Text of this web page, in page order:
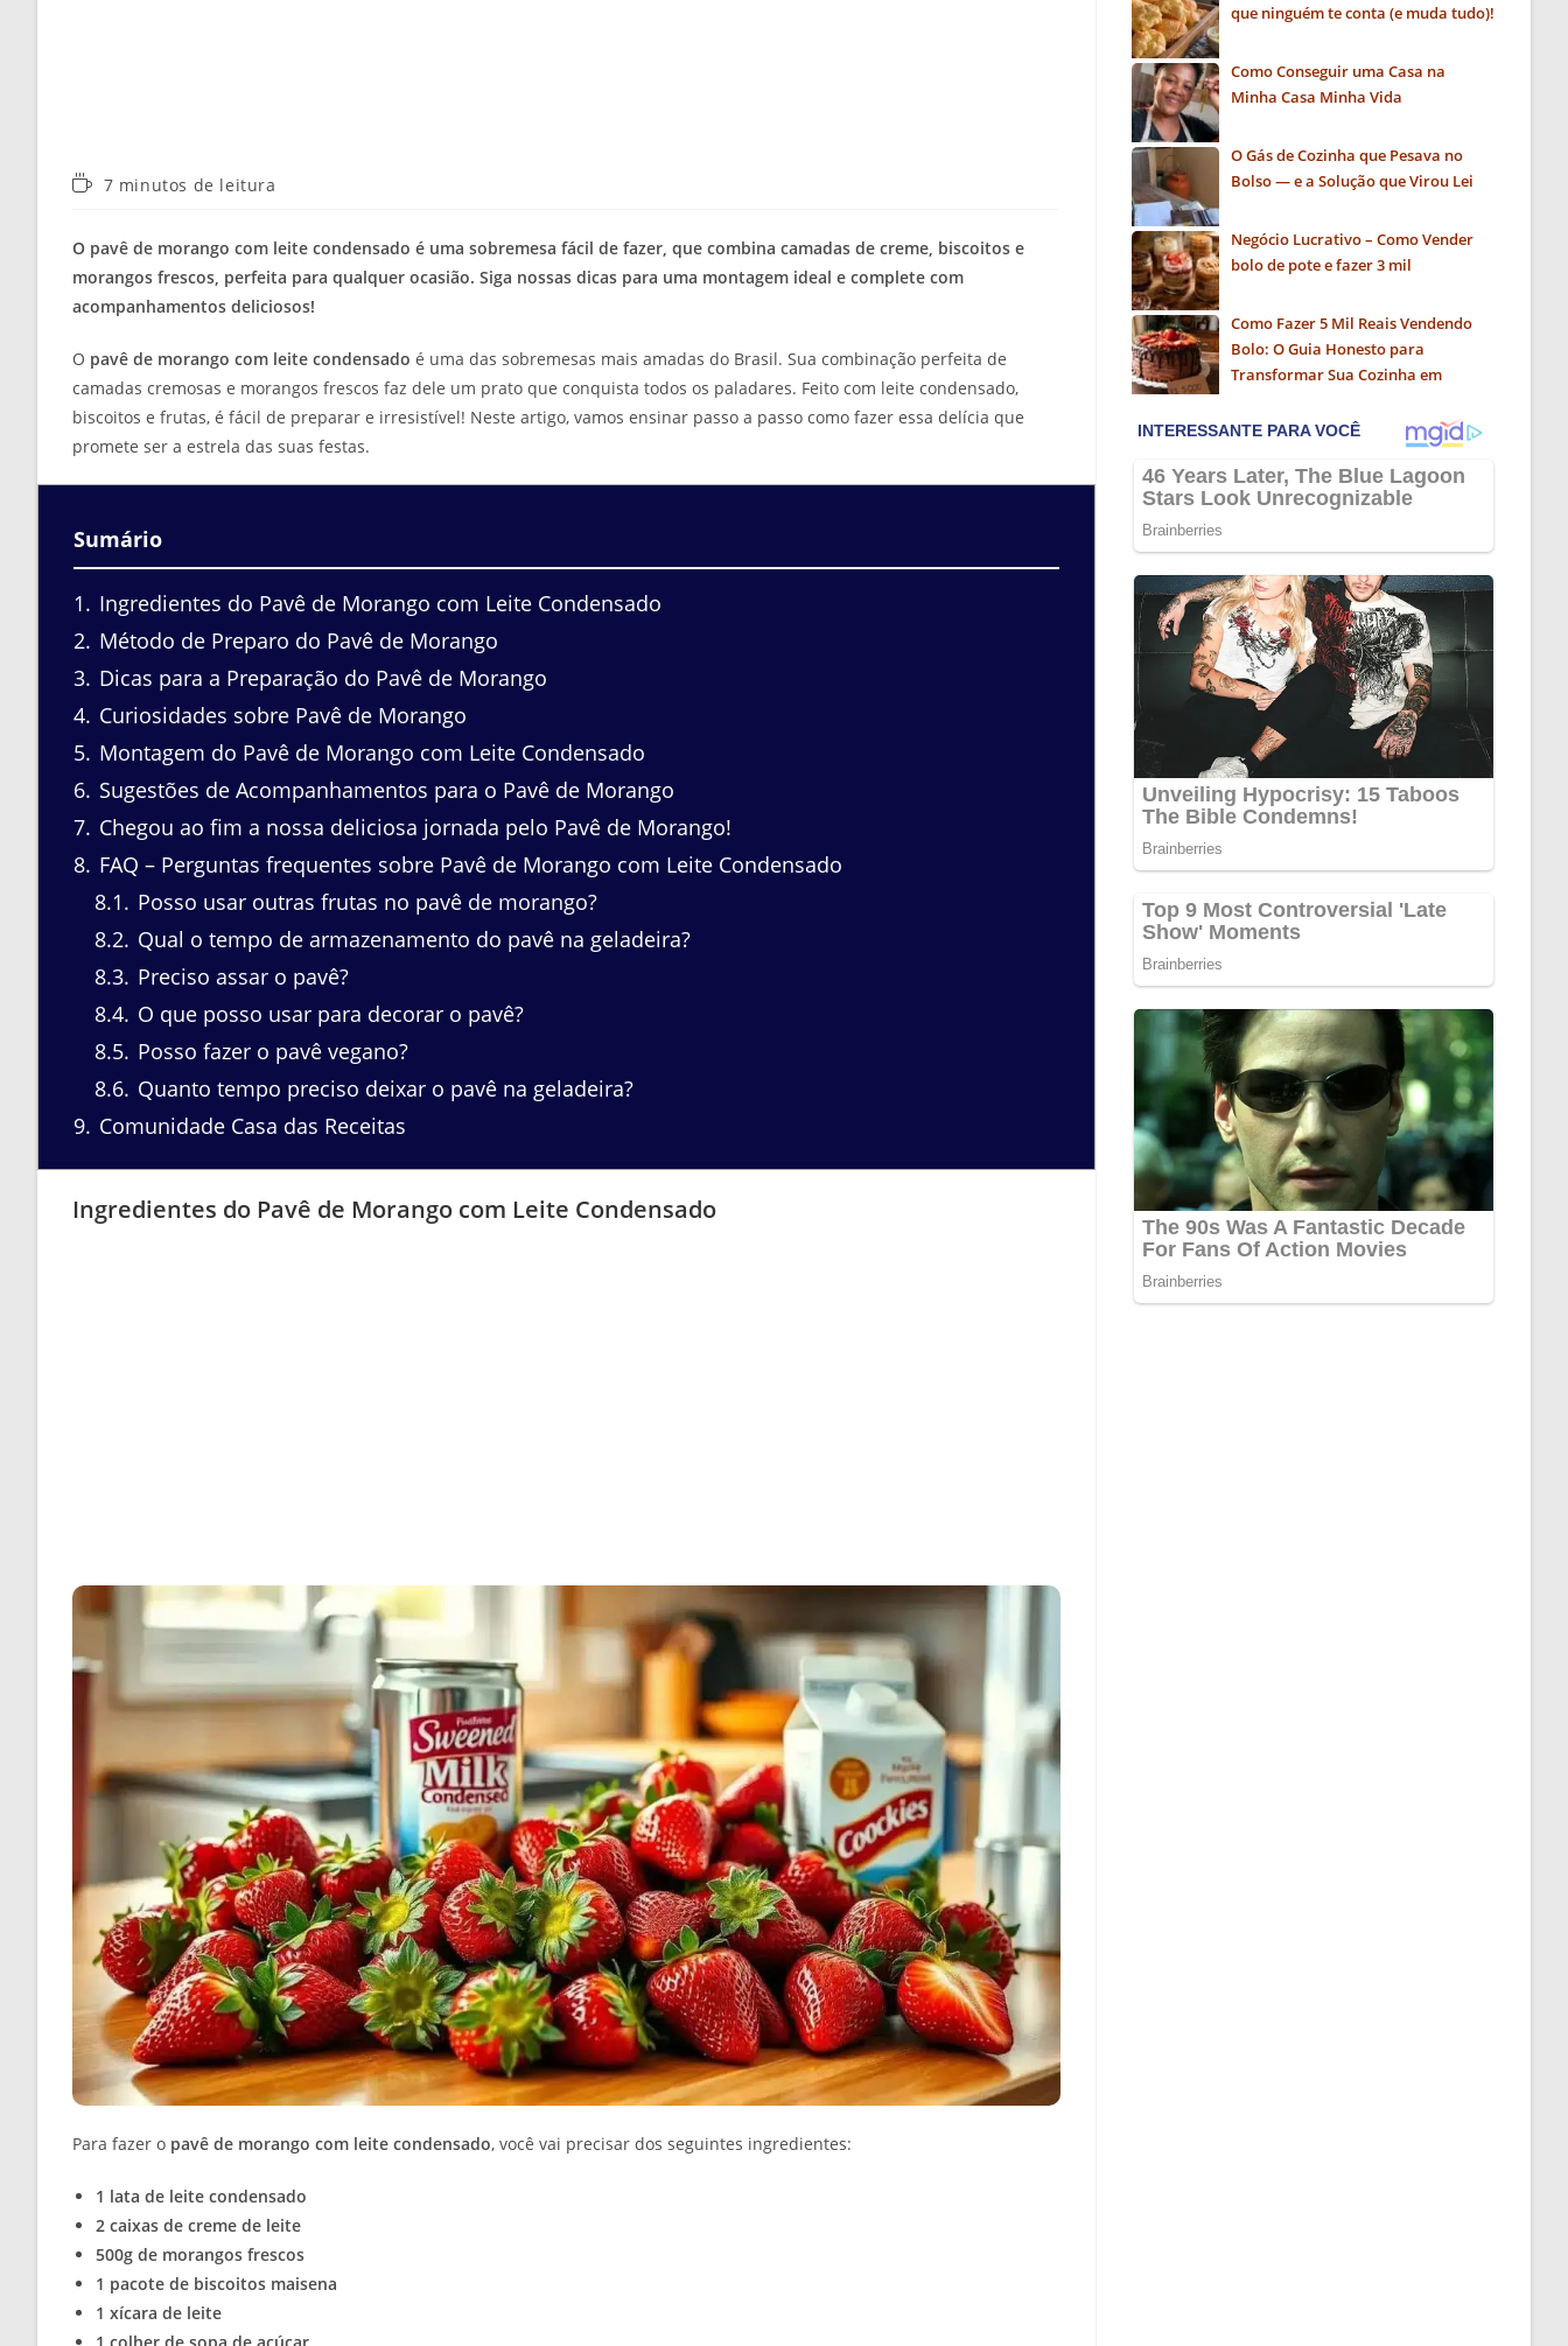
Tempo7 minutos de leitura
O pavê de morango com leite condensado é uma sobremesa fácil de fazer, que combina camadas de creme, biscoitos e
morangos frescos, perfeita para qualquer ocasião. Siga nossas dicas para uma montagem ideal e complete com
acompanhamentos deliciosos!
O pavê de morango com leite condensado é uma das sobremesas mais amadas do Brasil. Sua combinação perfeita de
camadas cremosas e morangos frescos faz dele um prato que conquista todos os paladares. Feito com leite condensado,
biscoitos e frutas, é fácil de preparar e irresistível! Neste artigo, vamos ensinar passo a passo como fazer essa delícia que
promete ser a estrela das suas festas.
Sumário
1
Ingredientes do Pavê de Morango com Leite Condensado
2 Método de Preparo do Pavê de Morango
3 Dicas para a Preparação do Pavê de Morango
4 Curiosidades sobre Pavê de Morango
5 Montagem do Pavê de Morango com Leite Condensado
6 Sugestões de Acompanhamentos para o Pavê de Morango
7 Chegou ao fim a nossa deliciosa jornada pelo Pavê de Morango!
8 FAQ – Perguntas frequentes sobre Pavê de Morango com Leite Condensado
8.1
Posso usar outras frutas no pavê de morango?
8.2 Qual o tempo de armazenamento do pavê na geladeira?
8.3 Preciso assar o pavê?
8.4 O que posso usar para decorar o pavê?
8.5 Posso fazer o pavê vegano?
8.6 Quanto tempo preciso deixar o pavê na geladeira?
9 Comunidade Casa das Receitas
Ingredientes do Pavê de Morango com Leite Condensado
Para fazer o pavê de morango com leite condensado, você vai precisar dos seguintes ingredientes:
1 lata de leite condensado
2 caixas de creme de leite
500g de morangos frescos
1 pacote de biscoitos maisena
1 xícara de leite
que ninguém te conta (e muda tudo)!
Como Conseguir uma Casa na
Minha Casa Minha Vida
O Gás de Cozinha que Pesava no
Bolso — e a Solução que Virou Lei
Negócio Lucrativo – Como Vender
bolo de pote e fazer 3 mil
Como Fazer 5 Mil Reais Vendendo
Bolo: O Guia Honesto para
Transformar Sua Cozinha em